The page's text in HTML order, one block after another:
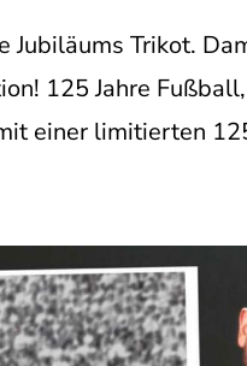
Trikot.
125 Jahre
einer limitierten